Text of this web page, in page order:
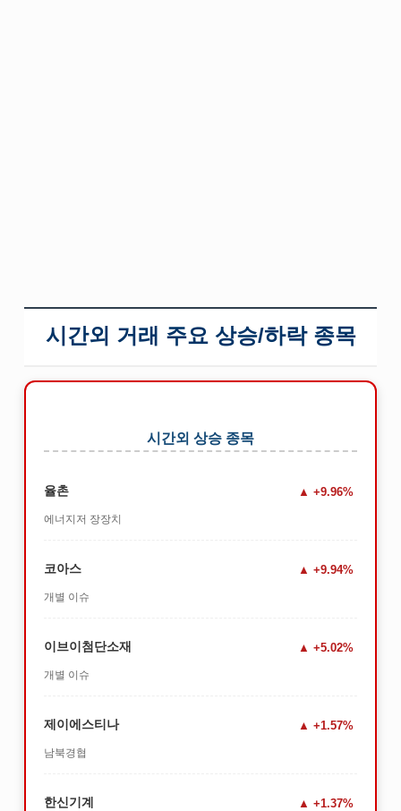
시간외 거래 주요 상승/하락 종목
시간외 상승 종목
율촌
에너지저 장장치
+9.96%
코아스
개별 이슈
+9.94%
이브이첨단소재
개별 이슈
+5.02%
제이에스티나
남북경협
+1.57%
한신기계 +1.37%